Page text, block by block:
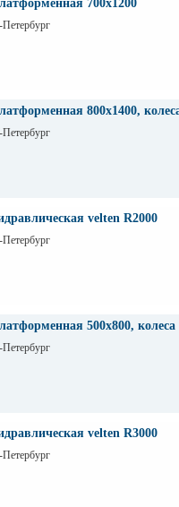
700х1200
800х1400,
velten R2000
500х800,
velten R3000